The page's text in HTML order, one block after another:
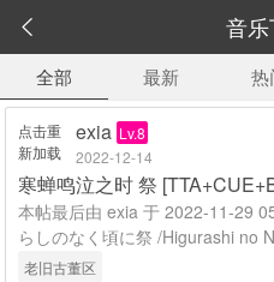
 音
全部
最新 热
点击重
新加载
exia Lv.8
2022-12-14
寒蝉鸣泣之时 祭
本帖最后由 exia 于 2022-11-29
らしのなく頃に祭 /Higurashi no
老旧古董区